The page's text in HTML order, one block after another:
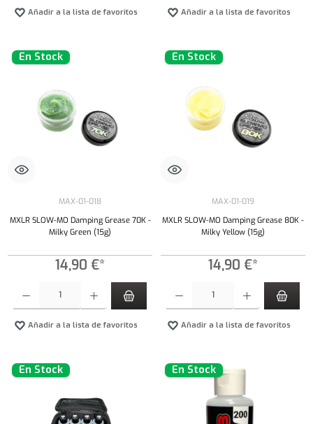
Añadir a la lista de favoritos Añadir a la lista de favoritos
En Stock
MAX-01-018
MXLR SLOW-MO Damping Grease 70K -
Milky Green (15g)
14,90 €*
Añadir a la lista de favoritos
En Stock
MAX-01-019
MXLR SLOW-MO Damping Grease 80K -
Milky Yellow (15g)
14,90 €*
Añadir a la lista de favoritos
En Stock En Stock